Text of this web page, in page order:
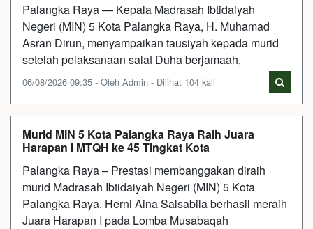
Palangka Raya — Kepala Madrasah Ibtidaiyah
Negeri (MIN) 5 Kota Palangka Raya, H. Muhamad
Asran Dirun, menyampaikan tausiyah kepada murid
setelah pelaksanaan salat Duha berjamaah,
06/08/2026 09:35 - Oleh Admin - Dilihat 104 kali
Murid MIN 5 Kota Palangka Raya Raih Juara
Harapan I MTQH ke 45 Tingkat Kota
Palangka Raya – Prestasi membanggakan diraih
murid Madrasah Ibtidaiyah Negeri (MIN) 5 Kota
Palangka Raya. Herni Aina Salsabila berhasil meraih
Juara Harapan I pada Lomba Musabaqah